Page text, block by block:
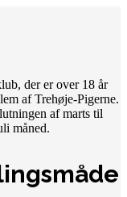
der er over 18 år
af Trehøje-Pigerne.
af marts til
måned.